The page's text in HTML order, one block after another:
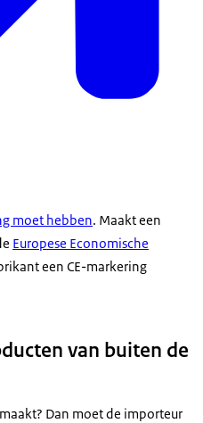
moet hebben. Maakt een
Europese Economische
een CE-markering
van buiten de
Dan moet de importeur